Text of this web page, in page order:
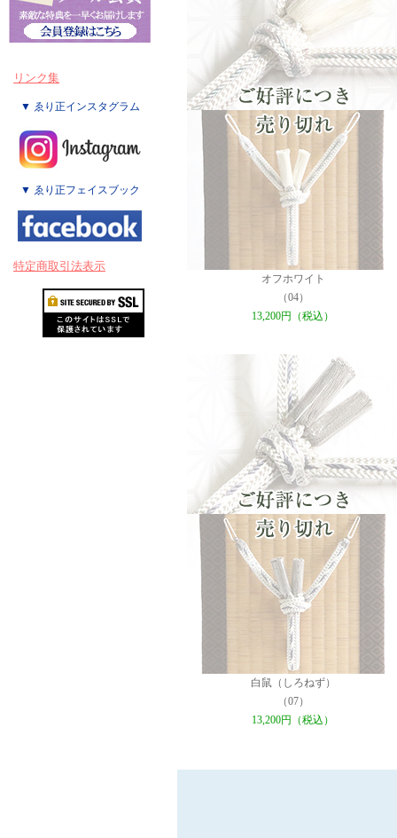
リンク集
▼ ゑり正インスタグラム
▼ ゑり正フェイスブック
特定商取引法表示
オフホワイト
（04）
13,200円（税込）
白鼠（しろねず）
（07）
13,200円（税込）